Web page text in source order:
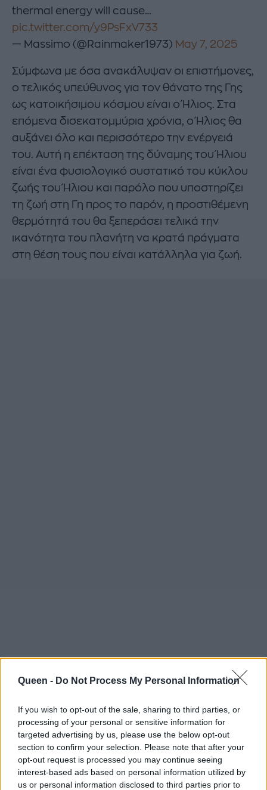
Queen - Do Not Process My Personal Information
If you wish to opt-out of the sale, sharing to third parties, or
processing of your personal or sensitive information for
targeted advertising by us, please use the below opt-out
section to confirm your selection. Please note that after your
opt-out request is processed you may continue seeing
interest-based ads based on personal information utilized by
us or personal information disclosed to third parties prior to
thermal energy will cause…
pic.twitter.com/y9PsFxV733
— Massimo (@Rainmaker1973) May 7, 2025
Σύμφωνα με όσα ανακάλυψαν οι επιστήμονες,
ο τελικός υπεύθυνος για τον θάνατο της Γης
ως κατοικήσιμου κόσμου είναι ο Ήλιος. Στα
επόμενα δισεκατομμύρια χρόνια, ο Ήλιος θα
αυξάνει όλο και περισσότερο την ενέργειά
του. Αυτή η επέκταση της δύναμης του Ήλιου
είναι ένα φυσιολογικό συστατικό του κύκλου
ζωής του Ήλιου και παρόλο που υποστηρίζει
τη ζωή στη Γη προς το παρόν, η προστιθέμενη
θερμότητά του θα ξεπεράσει τελικά την
ικανότητα του πλανήτη να κρατά πράγματα
στη θέση τους που είναι κατάλληλα για ζωή.
Καθώς η ακτινοβολία του Ήλιου εντείνεται, θα
θερμαίνει ολοένα και περισσότερο την